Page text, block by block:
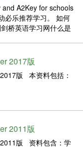
A2Key for schools
必乐推荐学习。 如何
桥英语学习网什么是
2017版
版 本资料包括：
2011版
版 资料包含：学